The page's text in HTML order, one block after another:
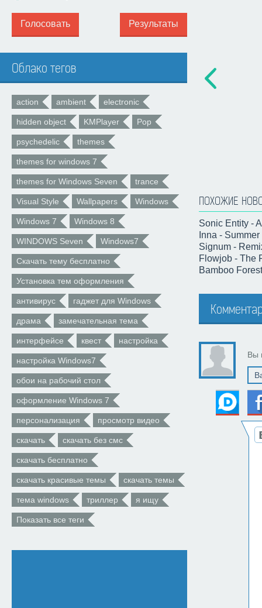
Голосовать Результаты
Облако тегов
action ambient electronic
hidden object KMPlayer Pop
psychedelic themes
themes for windows 7
themes for Windows Seven trance
Visual Style Wallpapers Windows
Windows 7 Windows 8
WINDOWS Seven Windows7
Скачать тему бесплатно
Установка тем оформления
антивирус гаджет для Windows
драма замечательная тема
интерфейсе квест настройка
настройка Windows7
обои на рабочий стол
оформление Windows 7
персонализация просмотр видео
скачать скачать без смс
скачать бесплатно
скачать красивые темы скачать темы
тема windows триллер я ищу
Показать все теги
ПОХОЖИЕ
Sonic Entity -
Inna -
Signum -
Flowjob - The
Bamboo
Вы